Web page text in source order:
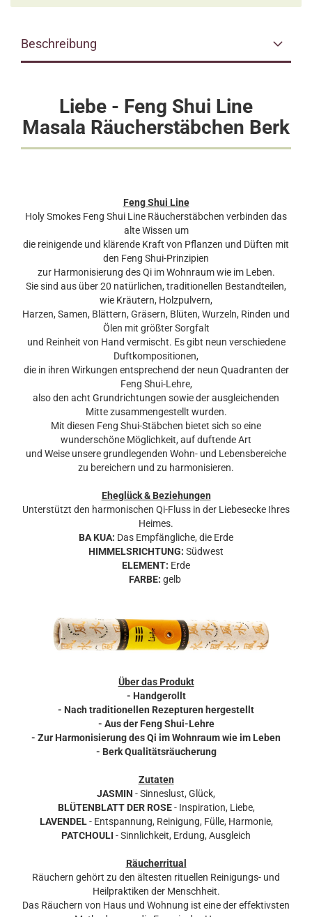
Beschreibung
Liebe - Feng Shui Line
Masala Räucherstäbchen Berk
Feng Shui Line
Holy Smokes Feng Shui Line Räucherstäbchen verbinden das
alte Wissen um
die reinigende und klärende Kraft von Pflanzen und Düften mit
den Feng Shui-Prinzipien
zur Harmonisierung des Qi im Wohnraum wie im Leben.
Sie sind aus über 20 natürlichen, traditionellen Bestandteilen,
wie Kräutern, Holzpulvern,
Harzen, Samen, Blättern, Gräsern, Blüten, Wurzeln, Rinden und
Ölen mit größter Sorgfalt
und Reinheit von Hand vermischt. Es gibt neun verschiedene
Duftkompositionen,
die in ihren Wirkungen entsprechend der neun Qua­dranten der
Feng Shui-Lehre,
also den acht Grundrichtungen sowie der ausglei­chenden
Mitte zusammengestellt wurden.
Mit diesen Feng Shui-Stäbchen bietet sich so eine
wunderschöne Möglichkeit, auf duftende Art
und Weise unsere grundlegenden Wohn- und Lebensbereiche
zu bereichern und zu harmonisieren.
Eheglück & Beziehungen
Unterstützt den harmonischen Qi-Fluss in der Liebesecke Ihres
Heimes.
BA KUA: Das Empfängliche, die Erde
HIMMELSRICHTUNG: Südwest
ELEMENT: Erde
FARBE: gelb
Über das Produkt
- Handgerollt
- Nach traditionellen Rezepturen hergestellt
- Aus der Feng Shui-Lehre
- Zur Harmonisierung des Qi im Wohnraum wie im Leben
- Berk Qualitätsräucherung
Zutaten
JASMIN - Sinneslust, Glück,
BLÜTENBLATT DER ROSE- Inspiration, Liebe,
LAVENDEL- Entspannung, Reinigung, Fülle, Harmonie,
PATCHOULI - Sinnlichkeit, Erdung, Ausgleich
Räucherritual
Räuchern gehört zu den ältesten rituellen Reinigungs- und
Heilpraktiken der Menschheit.
Das Räuchern von Haus und Wohnung ist eine der effektivsten